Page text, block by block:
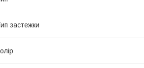
застежки